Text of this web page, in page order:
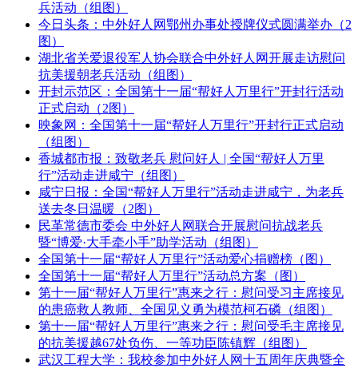
兵活动（组图）
今日头条：中外好人网鄂州办事处授牌仪式圆满举办（2
图）
湖北省关爱退役军人协会联合中外好人网开展走访慰问
抗美援朝老兵活动（组图）
开封示范区：全国第十一届“帮好人万里行”开封行活动
正式启动（2图）
映象网：全国第十一届“帮好人万里行”开封行正式启动
（组图）
香城都市报：致敬老兵 慰问好人 | 全国“帮好人万里
行”活动走进咸宁（组图）
咸宁日报：全国“帮好人万里行”活动走进咸宁，为老兵
送去冬日温暖（2图）
民革常德市委会 中外好人网联合开展慰问抗战老兵
暨“博爱·大手牵小手”助学活动（组图）
全国第十一届“帮好人万里行”活动爱心捐赠榜（图）
全国第十一届“帮好人万里行”活动总方案（图）
第十一届“帮好人万里行”惠来之行：慰问受习主席接见
的患癌救人教师、全国见义勇为模范柯石磷（组图）
第十一届“帮好人万里行”惠来之行：慰问受毛主席接见
的抗美援越67处负伤、一等功臣陈镇辉（组图）
武汉工程大学：我校参加中外好人网十五周年庆典暨全